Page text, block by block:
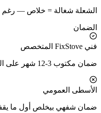
الشعلة شغالة = خلاص —
الضمان
فني FixStove المتخصص
ضمان مكتوب 3-12 شهر على القطعة والشغل في فاتورة ضريبية
الأسطى العمومي
ضمان شفهي بيخلص أول ما